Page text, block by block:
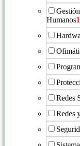
Humanos
Redes
Redes